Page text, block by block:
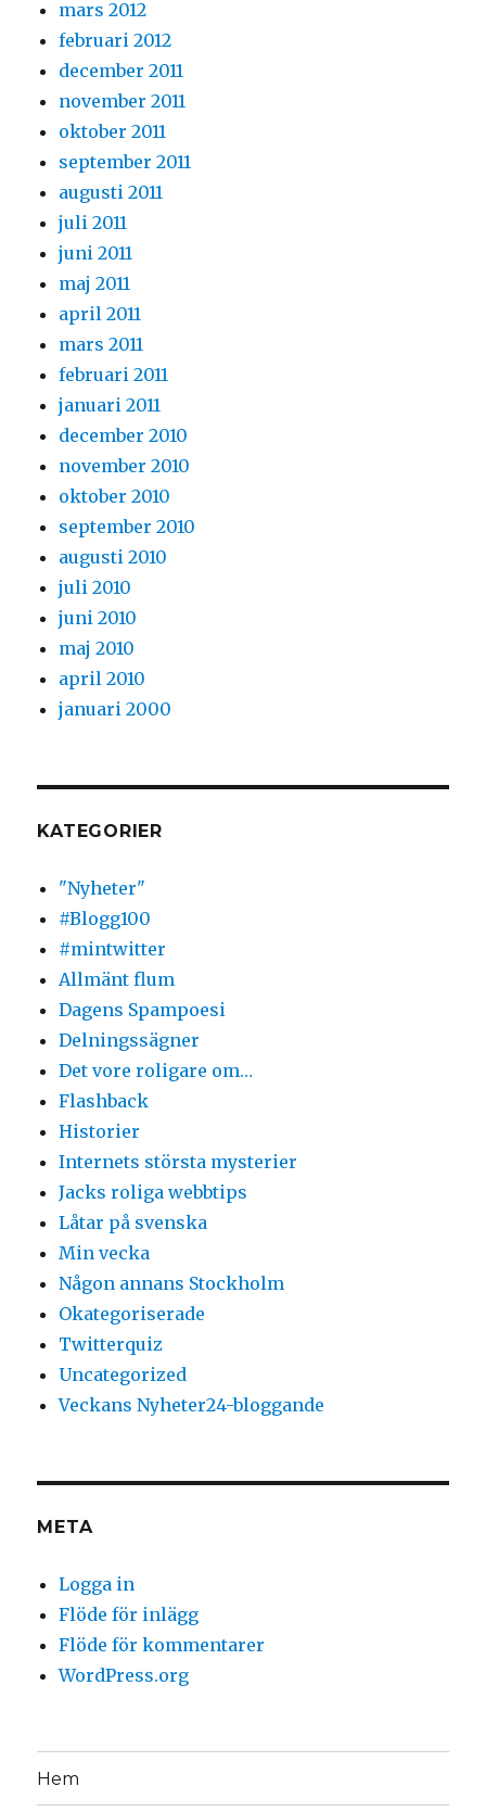
mars 2012
februari 2012
december 2011
november 2011
oktober 2011
september 2011
augusti 2011
juli 2011
juni 2011
maj 2011
april 2011
mars 2011
februari 2011
januari 2011
december 2010
november 2010
oktober 2010
september 2010
augusti 2010
juli 2010
juni 2010
maj 2010
april 2010
januari 2000
KATEGORIER
"Nyheter"
#Blogg100
#mintwitter
Allmänt flum
Dagens Spampoesi
Delningssägner
Det vore roligare om…
Flashback
Historier
Internets största mysterier
Jacks roliga webbtips
Låtar på svenska
Min vecka
Någon annans Stockholm
Okategoriserade
Twitterquiz
Uncategorized
Veckans Nyheter24-bloggande
META
Logga in
Flöde för inlägg
Flöde för kommentarer
WordPress.org
Hem